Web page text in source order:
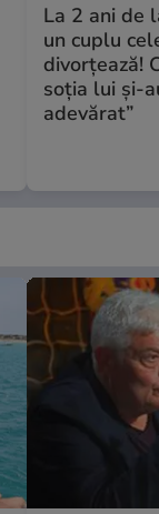
La 2 ani de
un cuplu
divorțează!
soția lui și-
adevărat”